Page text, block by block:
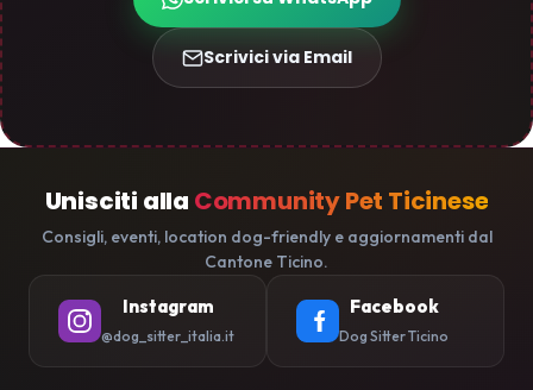
Scrivici via Email
Unisciti alla Community Pet Ticinese
Consigli, eventi, location dog-friendly e aggiornamenti dal
Cantone Ticino.
Instagram
@dog_sitter_italia.it
Facebook
Dog Sitter Ticino